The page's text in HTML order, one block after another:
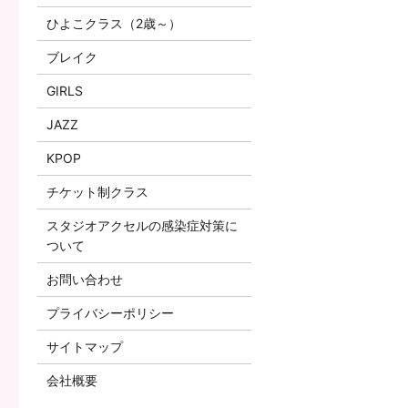
ひよこクラス（2歳～）
ブレイク
GIRLS
JAZZ
KPOP
チケット制クラス
スタジオアクセルの感染症対策に
ついて
お問い合わせ
プライバシーポリシー
サイトマップ
会社概要